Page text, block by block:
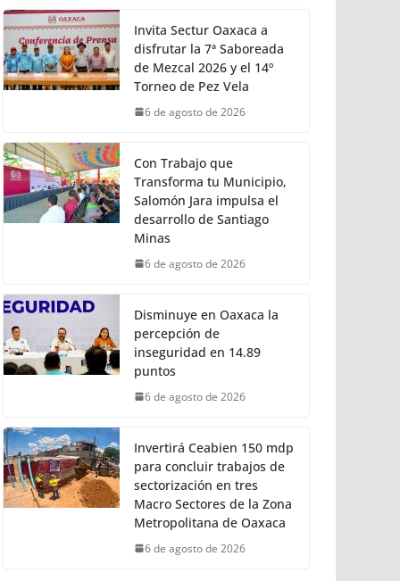
• Se presentaron los avances alcanzados
mediante el proyecto TranSIT en materia de
inclusión, digitalización, descarbonización y
seguridad vial Ciudad
disfrutar la 7ª Saboreada
de Mezcal 2026 y el 14º
Torneo de Pez Vela
6 de agosto de 2026
Con Trabajo que
Salomón Jara impulsa el
desarrollo de Santiago
Minas
6 de agosto de 2026
percepción de
inseguridad en 14.89
puntos
6 de agosto de 2026
Invertirá Ceabien 150 mdp